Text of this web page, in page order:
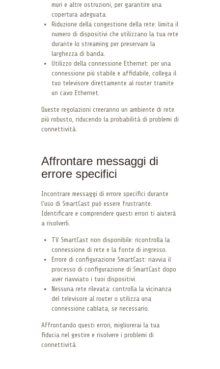
muri e altre ostruzioni, per garantire una
copertura adeguata.
Riduzione della congestione della rete: limita il
numero di dispositivi che utilizzano la tua rete
durante lo streaming per preservare la
larghezza di banda.
Utilizzo della connessione Ethernet: per una
connessione più stabile e affidabile, collega il
tuo televisore direttamente al router tramite
un cavo Ethernet.
Queste regolazioni creeranno un ambiente di rete
più robusto, riducendo la probabilità di problemi di
connettività.
Affrontare messaggi di
errore specifici
Incontrare messaggi di errore specifici durante
l’uso di SmartCast può essere frustrante.
Identificare e comprendere questi errori ti aiuterà
a risolverli.
TV SmartCast non disponibile: ricontrolla la
connessione di rete e la fonte di ingresso.
Errore di configurazione SmartCast: riavvia il
processo di configurazione di SmartCast dopo
aver riavviato i tuoi dispositivi.
Nessuna rete rilevata: controlla la vicinanza
del televisore al router o utilizza una
connessione cablata, se necessario.
Affrontando questi errori, migliorerai la tua
fiducia nel gestire e risolvere i problemi di
connettività.